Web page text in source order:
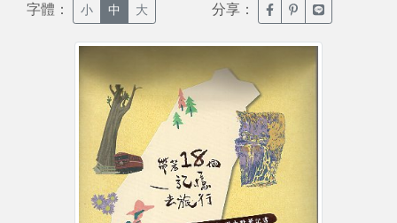
字體： 小 中 大 分享： 臉書分享(另開新視窗)
噗浪分享(另開新
Line分享(另